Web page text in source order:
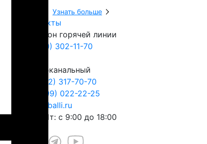
Узнать больше
Контакты
Телефон горячей линии
8 (800) 302-11-70
Многоканальный
+7 (812) 317-70-70
+7 (999) 022-22-25
play@balli.ru
Пн – Пт: с 9:00 до 18:00